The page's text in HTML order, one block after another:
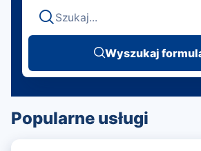
Wyszukaj formularz
Wyszukaj
Popularne usługi